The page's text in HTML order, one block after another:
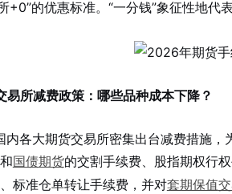
+0”的优惠标准。“一分钱”象征性地代
所减费政策：哪些品种成本下降？
各大期货交易所密集出台减费措施，
和国债期货的交割手续费、股指期权行
标准仓单转让手续费，并对套期保值